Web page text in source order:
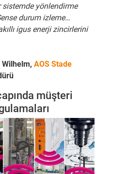
sistemde yönlendirme
durum izleme…
igus enerji zincirlerini
Wilhelm, AOS Stade
müşteri